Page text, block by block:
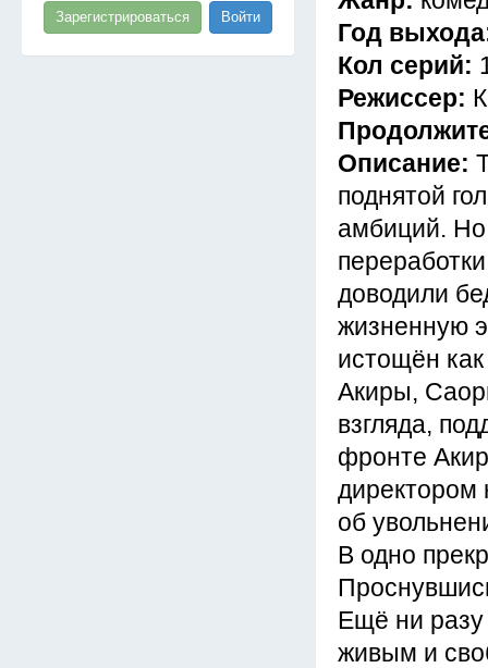
Зарегистрироваться Войти
Год
Кол серий:
Режиссер:
Описание:
поднятой
амбиций.
доводили
жизненную
истощён
Акиры,
взгляда,
фронте
директором
об
В одно
Ещё ни разу
живым и